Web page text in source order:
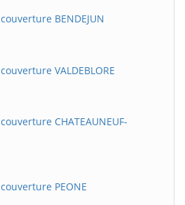
BENDEJUN
VALDEBLORE
CHATEAUNEUF-
PEONE